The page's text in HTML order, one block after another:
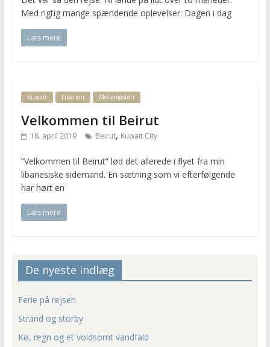
Med rigtig mange spændende oplevelser. Dagen i dag
Læs mere
Kuwait Libanon Mellemøsten
Velkommen til Beirut
18. april 2019 Beirut, Kuwait City
”Velkommen til Beirut” lød det allerede i flyet fra min
libanesiske sidemand. En sætning som vi efterfølgende
har hørt en
Læs mere
De nyeste indlæg
Ferie på rejsen
Strand og storby
Kø, regn og et voldsomt vandfald